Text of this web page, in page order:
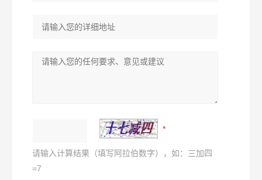
请输入计算结果（填写阿拉伯数字），如：三加四
=7